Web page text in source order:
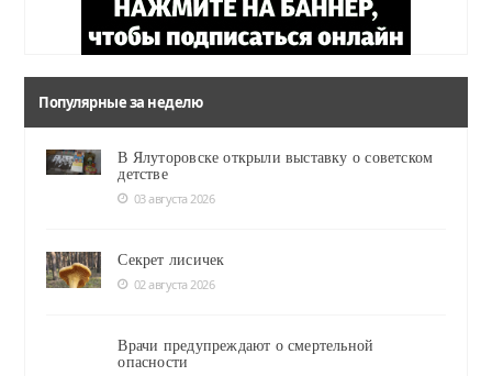
Популярные за неделю
В Ялуторовске открыли выставку о советском
детстве
03 августа 2026
Секрет лисичек
02 августа 2026
Врачи предупреждают о смертельной
опасности